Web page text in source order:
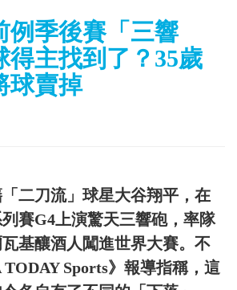
例季後賽「三響
得主找到了？35歲
球賣掉
二刀流」球星大谷翔平，在
賽G4上演驚天三響砲，率隊
瓦基釀酒人闖進世界大賽。不
Sports》報導指稱，這